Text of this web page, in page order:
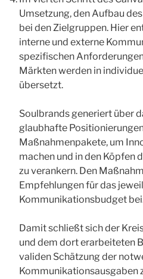
Umsetzung, den Aufbau
bei den Zielgruppen. Hier
interne und externe
spezifischen
Märkten werden in
übersetzt.
Soulbrands generiert über
glaubhafte
Maßnahmenpakete, um
machen und in den Köpfen
zu verankern. Den
Empfehlungen für das
Kommunikationsbudget
Damit schließt sich der
und dem dort erarbeiteten
validen Schätzung der
Kommunikationsausgaben